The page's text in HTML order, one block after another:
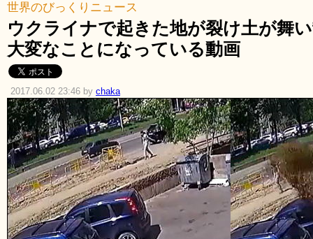
世界のびっくりニュース
ウクライナで起きた地が裂け土が舞
大変なことになっている動画
2017.06.02 23:46 by chaka